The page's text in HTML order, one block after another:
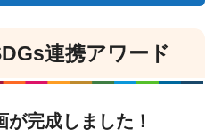
連携アワード
完成しました！